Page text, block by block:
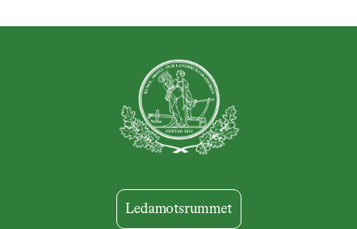
Ledamotsrummet